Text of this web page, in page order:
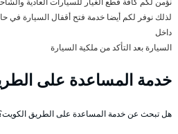
لذلك نوفر لكم أيضا خدمة فتح أقفال السيارة في
داخل
السيارة بعد التأكد من ملكية السيارة
خدمة المساعدة على
هل تبحث عن خدمة المساعدة على الطريق